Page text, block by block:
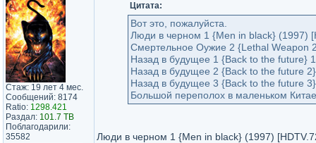
Стаж: 19 лет 4 мес.
Сообщений: 8174
Ratio: 1298.421
Раздал: 101.7 TB
Поблагодарили:
35582
Цитата:
Вот это, пожалуйста.
Люди в черном 1 {Men in black} (1997)
Смертельное Оужие 2 {Lethal Weapon
Назад в будущее 1 {Back to the future}
Назад в будущее 2 {Back to the future
Назад в будущее 3 {Back to the future
Большой переполох в маленьком
Люди в черном 1 {Men in black} (1997)